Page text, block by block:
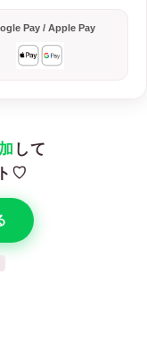
Pay / Apple Pay
して
♡